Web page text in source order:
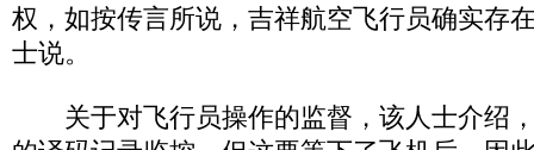
权，如按传言所说，吉祥航空飞行员确实存
士说。
关于对飞行员操作的监督，该人士介绍